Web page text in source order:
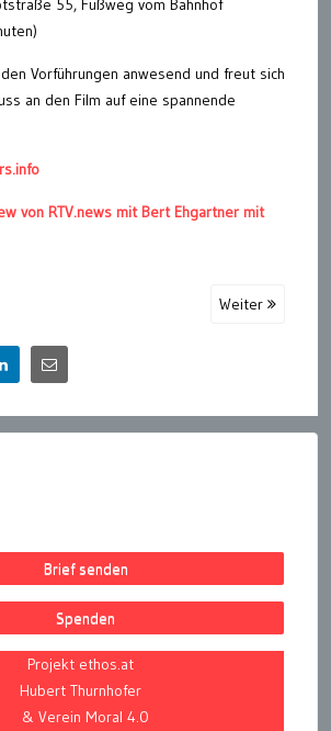
55, Fußweg vom Bahnhof
Vorführungen anwesend und freut sich
an den Film auf eine spannende
von RTV.news mit Bert Ehgartner mit
Weiter
Brief senden
Spenden
Projekt ethos.at
Hubert Thurnhofer
& Verein Moral 4.0